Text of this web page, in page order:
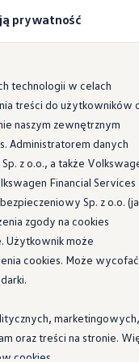
elektrycznego w domu
elektrycznego w trasie
GTX
tylne koła, ID.3
wydaniu.
do 100 km/h w
prywatność
technologii w celach
treści do użytkowników
naszym zewnętrznym
Administratorem danych
z o.o., a także
Financial Services
Sp. z o.o.
zgody na cookies
Użytkownik może
cookies. Może wycofać
marketingowych,
oraz treści na stronie.
cookies.